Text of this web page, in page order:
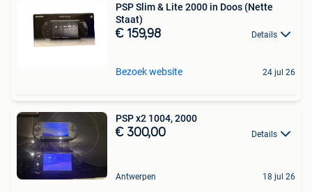
PSP Slim & Lite 2000 in Doos (Nette
Staat)
€ 159,98 Details
Bezoek website 24 jul 26
PSP x2 1004, 2000
€ 300,00 Details
Antwerpen 18 jul 26